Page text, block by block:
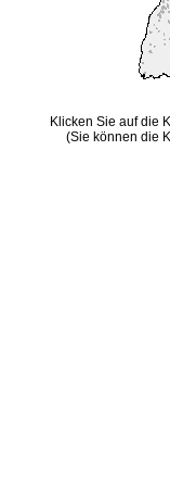
Klicken Sie auf die
(Sie können die